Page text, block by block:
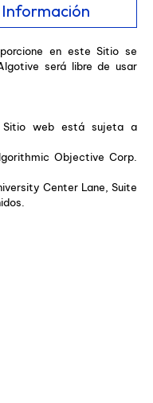
en este Sitio se
será libre de usar
Sitio web está sujeta a
Objective Corp.
Center Lane, Suite